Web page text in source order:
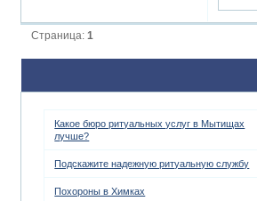
Страница:1
Какое бюро ритуальных услуг в Мытищах
лучше?
Подскажите надежную ритуальную службу
Похороны в Химках